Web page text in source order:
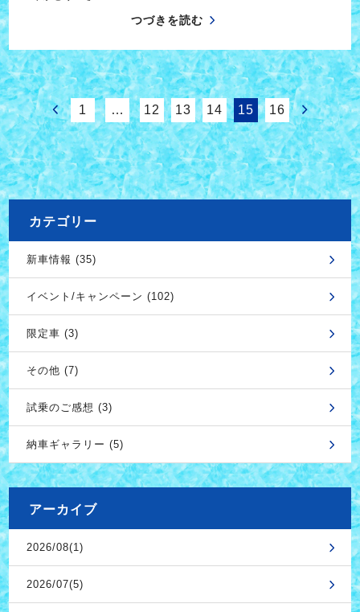
つづきを読む
1 … 12 13 14 15 16
カテゴリー
新車情報 (35)
イベント/キャンペーン (102)
限定車 (3)
その他 (7)
試乗のご感想 (3)
納車ギャラリー (5)
アーカイブ
2026/08(1)
2026/07(5)